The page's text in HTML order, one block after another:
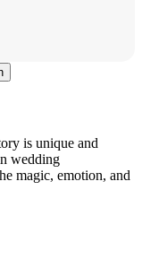
is unique and
wedding
magic, emotion, and